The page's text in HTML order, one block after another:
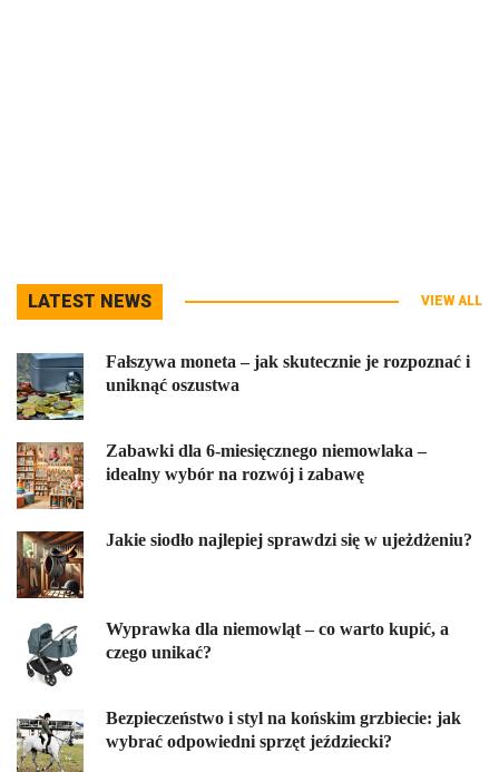
LATEST NEWS VIEW ALL
Fałszywa moneta – jak skutecznie je rozpoznać i
uniknąć oszustwa
Zabawki dla 6-miesięcznego niemowlaka –
idealny wybór na rozwój i zabawę
Jakie siodło najlepiej sprawdzi się w ujeżdżeniu?
Wyprawka dla niemowląt – co warto kupić, a
czego unikać?
Bezpieczeństwo i styl na końskim grzbiecie: jak
wybrać odpowiedni sprzęt jeździecki?